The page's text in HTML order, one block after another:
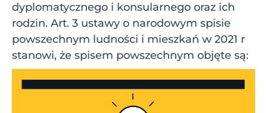
dyplomatycznego i konsularnego oraz ich
rodzin. Art. 3 ustawy o narodowym spisie
powszechnym ludności i mieszkań w 2021 r
stanowi, że spisem powszechnym objęte są: